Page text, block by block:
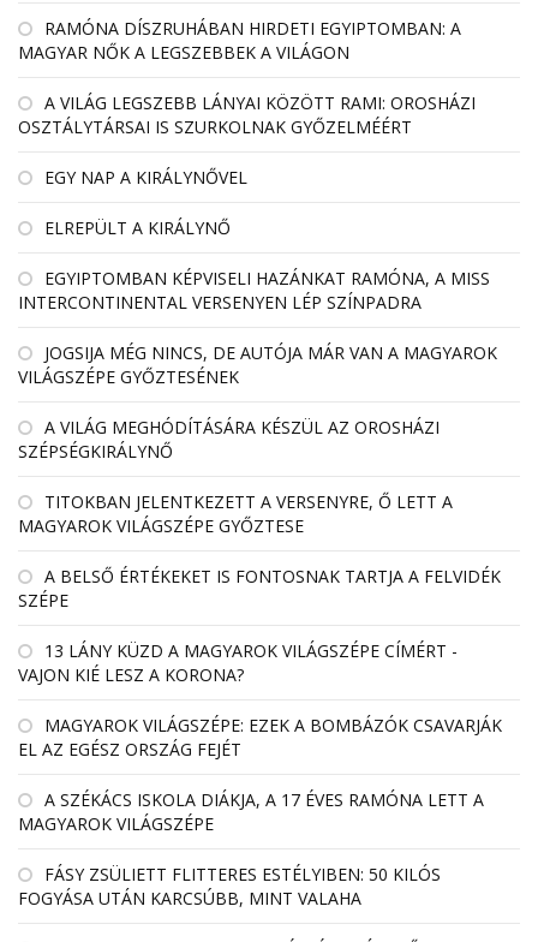
RAMÓNA DÍSZRUHÁBAN HIRDETI EGYIPTOMBAN: A
MAGYAR NŐK A LEGSZEBBEK A VILÁGON
A VILÁG LEGSZEBB LÁNYAI KÖZÖTT RAMI: OROSHÁZI
OSZTÁLYTÁRSAI IS SZURKOLNAK GYŐZELMÉÉRT
EGY NAP A KIRÁLYNŐVEL
ELREPÜLT A KIRÁLYNŐ
EGYIPTOMBAN KÉPVISELI HAZÁNKAT RAMÓNA, A MISS
INTERCONTINENTAL VERSENYEN LÉP SZÍNPADRA
JOGSIJA MÉG NINCS, DE AUTÓJA MÁR VAN A MAGYAROK
VILÁGSZÉPE GYŐZTESÉNEK
A VILÁG MEGHÓDÍTÁSÁRA KÉSZÜL AZ OROSHÁZI
SZÉPSÉGKIRÁLYNŐ
TITOKBAN JELENTKEZETT A VERSENYRE, Ő LETT A
MAGYAROK VILÁGSZÉPE GYŐZTESE
A BELSŐ ÉRTÉKEKET IS FONTOSNAK TARTJA A FELVIDÉK
SZÉPE
13 LÁNY KÜZD A MAGYAROK VILÁGSZÉPE CÍMÉRT -
VAJON KIÉ LESZ A KORONA?
MAGYAROK VILÁGSZÉPE: EZEK A BOMBÁZÓK CSAVARJÁK
EL AZ EGÉSZ ORSZÁG FEJÉT
A SZÉKÁCS ISKOLA DIÁKJA, A 17 ÉVES RAMÓNA LETT A
MAGYAROK VILÁGSZÉPE
FÁSY ZSÜLIETT FLITTERES ESTÉLYIBEN: 50 KILÓS
FOGYÁSA UTÁN KARCSÚBB, MINT VALAHA